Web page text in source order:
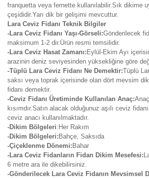
franquetta veya fernette kullanılabilir.Sık dikime
çeşididir.Yarı dik bir gelişimi mevcuttur.
Lara Ceviz Fidanı Teknik Bilgiler
-Lara Ceviz Fidanı Yaşı-Görseli:Gönderilecek
maksimum 1-2 dir.Ürün resmi temsilidir.
-Lara Ceviz Hasat Zamanı: Eylül-Ekim Ayı
arazinin deniz seviyesinden yüksekliğine göre
-Tüplü Lara Ceviz Fidanı Ne Demektir:Tüplü
saksı veya toprak içerisinde olan dört mevsim
fidanı demektir.
-Ceviz Fidanı Üretiminde Kullanılan Anaç:
kısımdır.Satın alacak olduğunuz aşılı ceviz
ceviz anacı kullanılmaktadır.
-Dikim Bölgeleri:Her Rakım
-Dikim Bölgeleri: Bahçe, Saksıda
-Çiçeklenme Dönemi: Bahar
-Lara Ceviz Fidanların Fidan Dikim Mesefesi:
6 metre ara ile dikebilirsiniz.
-Gönderilecek Lara Ceviz Fidanın Mevsimsel